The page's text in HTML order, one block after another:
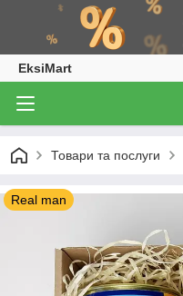
EksiMart
Товари та послуги
Real man